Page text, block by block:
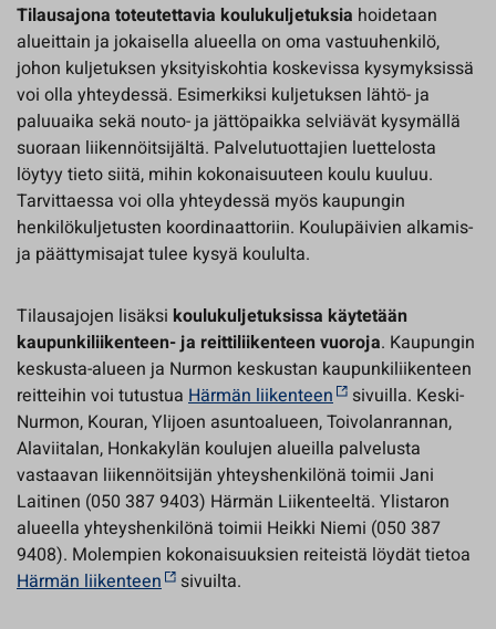
Tilausajona toteutettavia koulukuljetuksia hoidetaan
alueittain ja jokaisella alueella on oma vastuuhenkilö,
johon kuljetuksen yksityiskohtia koskevissa kysymyksissä
voi olla yhteydessä. Esimerkiksi kuljetuksen lähtö- ja
paluuaika sekä nouto- ja jättöpaikka selviävät kysymällä
suoraan liikennöitsijältä. Palvelutuottajien luettelosta
löytyy tieto siitä, mihin kokonaisuuteen koulu kuuluu.
Tarvittaessa voi olla yhteydessä myös kaupungin
henkilökuljetusten koordinaattoriin. Koulupäivien alkamis-
ja päättymisajat tulee kysyä koululta.
Tilausajojen lisäksi koulukuljetuksissa käytetään
kaupunkiliikenteen- ja reittiliikenteen vuoroja. Kaupungin
keskusta-alueen ja Nurmon keskustan kaupunkiliikenteen
reitteihin voi tutustua Härmän liikenteen
sivuilla. Keski-
Nurmon, Kouran, Ylijoen asuntoalueen, Toivolanrannan,
Alaviitalan, Honkakylän koulujen alueilla palvelusta
vastaavan liikennöitsijän yhteyshenkilönä toimii Jani
Laitinen (050 387 9403) Härmän Liikenteeltä. Ylistaron
alueella yhteyshenkilönä toimii Heikki Niemi (050 387
9408). Molempien kokonaisuuksien reiteistä löydät tietoa
Härmän liikenteen
sivuilta.